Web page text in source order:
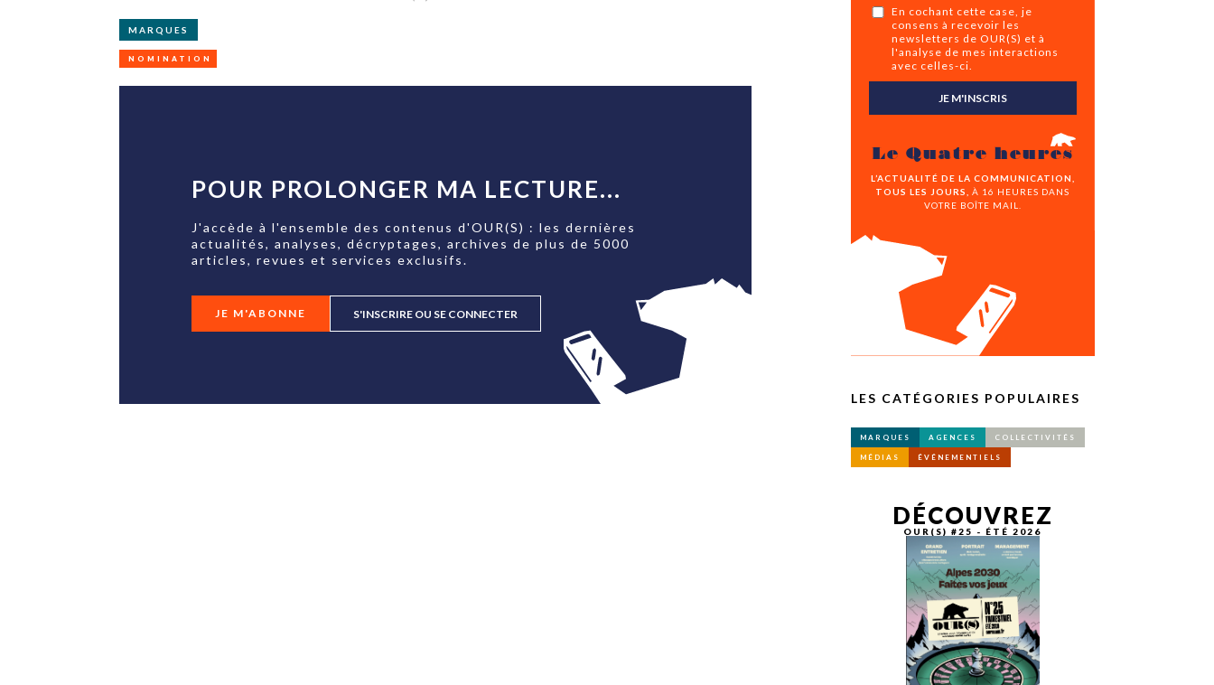
MARQUES
NOMINATION
POUR PROLONGER MA LECTURE...
J'accède à l'ensemble des contenus d'OUR(S) : les dernières
actualités, analyses, décryptages, archives de plus de 5000
articles, revues et services exclusifs.
JE M'ABONNE S'INSCRIRE OU SE CONNECTER
En cochant cette case, je
consens à recevoir les
newsletters de OUR(S) et à
l'analyse de mes interactions
avec celles-ci.
JE M'INSCRIS
Le Quatre heures
L’ACTUALITÉ DE LA COMMUNICATION,
TOUS LES JOURS,
À 16 HEURES DANS
VOTRE BOÎTE MAIL.
LES CATÉGORIES POPULAIRES
MARQUES AGENCES COLLECTIVITÉS
MÉDIAS ÉVÉNEMENTIELS
DÉCOUVREZ
OUR(S) #25 - ÉTÉ 2026